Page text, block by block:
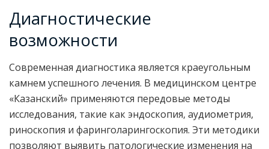
Диагностические
возможности
Современная диагностика является краеугольным
камнем успешного лечения. В медицинском центре
«Казанский» применяются передовые методы
исследования, такие как эндоскопия, аудиометрия,
риноскопия и фаринголарингоскопия. Эти методики
позволяют выявить патологические изменения на